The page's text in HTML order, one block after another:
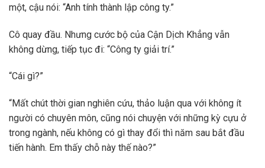
một, cậu nói: “Anh tính thành lập công ty.”
Cô quay đầu. Nhưng cước bộ của Cận Dịch Khẳng vẫn
không dừng, tiếp tục đi: “Công ty giải trí.”
“Cái gì?”
“Mất chút thời gian nghiên cứu, thảo luận qua với không ít
người có chuyên môn, cũng nói chuyện với những kỳ cựu ở
trong ngành, nếu không có gì thay đổi thì năm sau bắt đầu
tiến hành. Em thấy chỗ này thế nào?”